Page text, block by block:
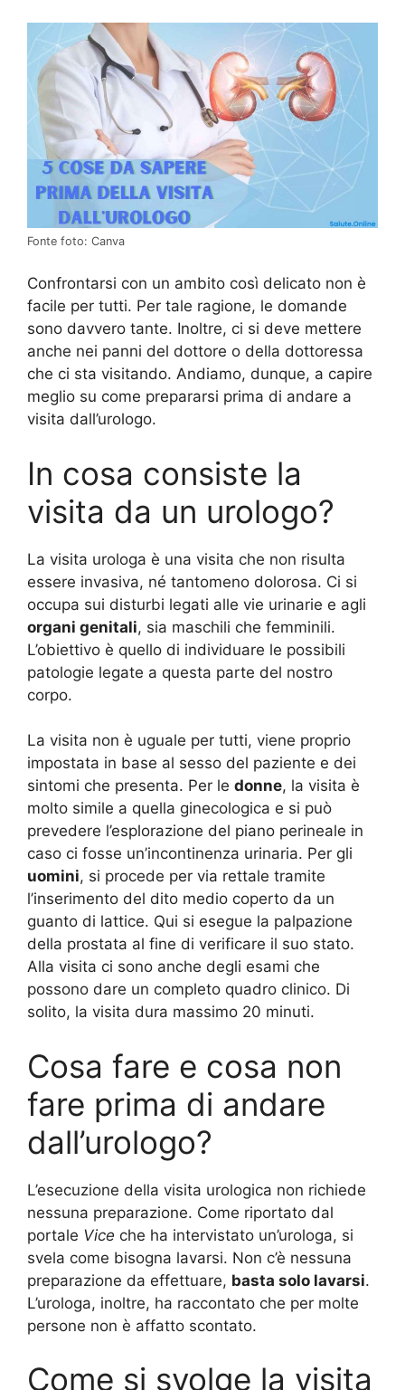
Fonte foto: Canva
Confrontarsi con un ambito così delicato non è
facile per tutti. Per tale ragione, le domande
sono davvero tante. Inoltre, ci si deve mettere
anche nei panni del dottore o della dottoressa
che ci sta visitando. Andiamo, dunque, a capire
meglio su come prepararsi prima di andare a
visita dall’urologo.
In cosa consiste la
visita da un urologo?
La visita urologa è una visita che non risulta
essere invasiva, né tantomeno dolorosa. Ci si
occupa sui disturbi legati alle vie urinarie e agli
organi genitali, sia maschili che femminili.
L’obiettivo è quello di individuare le possibili
patologie legate a questa parte del nostro
corpo.
La visita non è uguale per tutti, viene proprio
impostata in base al sesso del paziente e dei
sintomi che presenta. Per le donne, la visita è
molto simile a quella ginecologica e si può
prevedere l’esplorazione del piano perineale in
caso ci fosse un’incontinenza urinaria. Per gli
uomini, si procede per via rettale tramite
l’inserimento del dito medio coperto da un
guanto di lattice. Qui si esegue la palpazione
della prostata al fine di verificare il suo stato.
Alla visita ci sono anche degli esami che
possono dare un completo quadro clinico. Di
solito, la visita dura massimo 20 minuti.
Cosa fare e cosa non
fare prima di andare
dall’urologo?
L’esecuzione della visita urologica non richiede
nessuna preparazione. Come riportato dal
portale Vice che ha intervistato un’urologa, si
svela come bisogna lavarsi. Non c’è nessuna
preparazione da effettuare, basta solo lavarsi.
L’urologa, inoltre, ha raccontato che per molte
persone non è affatto scontato.
Come si svolge la visita